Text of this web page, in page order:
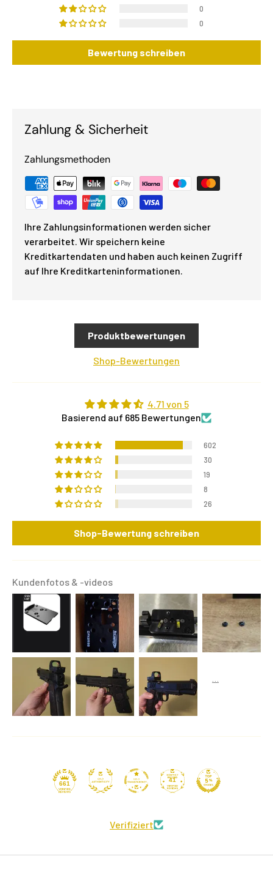
0
0
Bewertung schreiben
Zahlung & Sicherheit
Zahlungsmethoden
Ihre Zahlungsinformationen werden sicher
verarbeitet. Wir speichern keine
Kreditkartendaten und haben auch keinen Zugriff
auf Ihre Kreditkarteninformationen.
Produktbewertungen
Shop-Bewertungen
4.71 von 5
Basierend auf 685 Bewertungen
602
30
19
8
26
Shop-Bewertung schreiben
Kundenfotos & -videos
661
41
Verifiziert